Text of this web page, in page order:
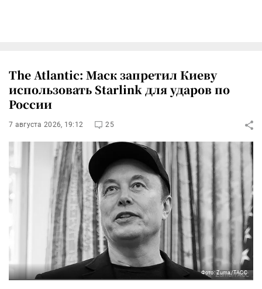
The Atlantic: Маск запретил Киеву
использовать Starlink для ударов по
России
7 августа 2026, 19:12 25
Фото: Zuma/ТАСС